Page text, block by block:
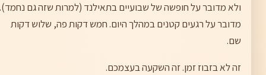
ולא מדובר על חופשה של שבועיים בתאילנד (למרות שזה גם
מדובר על רגעים קטנים במהלך היום. חמש דקות פה, שלוש דקות
שם.
זה לא בזבוז זמן. זה השקעה בעצמכם.